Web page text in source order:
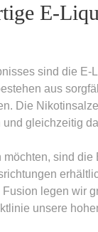
E-
sind die
aus
Die
gleichzeitig
sind
legen wir
unsere